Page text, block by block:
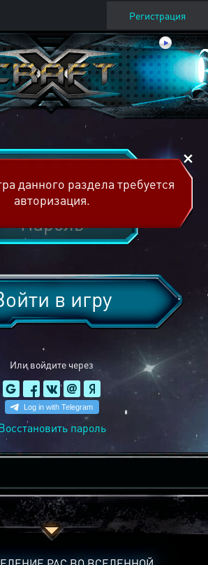
Регистрация
Или войдите через
в игру
пароль
данного раздела требуется
авторизация.